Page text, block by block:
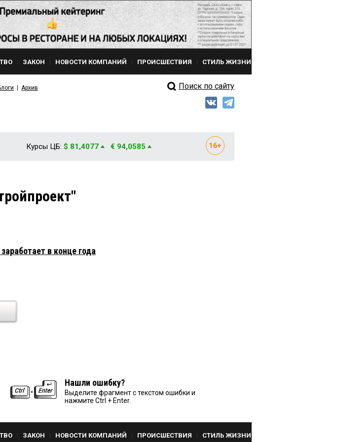
ЗАКОН НОВОСТИ КОМПАНИЙ ПРОИСШЕСТВИЯ СТИЛЬ ЖИЗНИ
Архив Поиск по сайту
Курсы ЦБ: $ 81,4077 € 94,0585
в конце года
Нашли ошибку?
Выделите фрагмент с текстом ошибки и
нажмите Ctrl + Enter.
ЗАКОН НОВОСТИ КОМПАНИЙ ПРОИСШЕСТВИЯ СТИЛЬ ЖИЗНИ